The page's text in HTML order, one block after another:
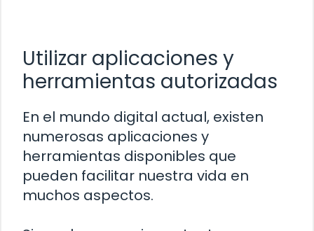
Utilizar aplicaciones y
herramientas autorizadas
En el mundo digital actual, existen
numerosas aplicaciones y
herramientas disponibles que
pueden facilitar nuestra vida en
muchos aspectos.